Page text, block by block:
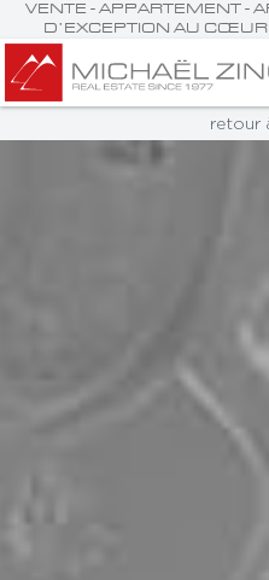
VENTE - APPARTEMENT -
D’EXCEPTION AU
retour